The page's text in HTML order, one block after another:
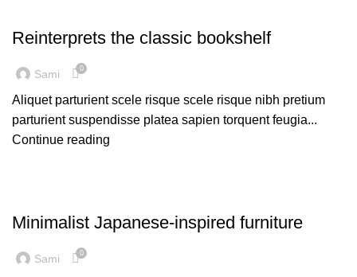
Reinterprets the classic bookshelf
Sami 0
Aliquet parturient scele risque scele risque nibh pretium
parturient suspendisse platea sapien torquent feugia...
Continue reading
Minimalist Japanese-inspired furniture
Sami 0